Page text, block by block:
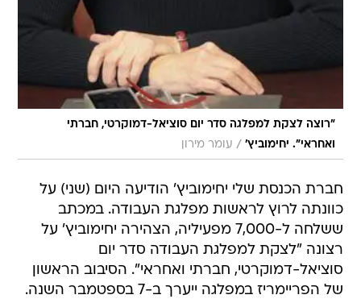
"רוצה לצקת למפלגה סדר יום סוציאל-דמוקרטי, חברתי
ואחראי". יחימוביץ' / עומר מירון
חברת הכנסת שלי יחימוביץ' הודיעה היום (שני) על
כוונתה לרוץ לראשות מפלגת העבודה. במכתב
ששלחה ל-7,000 מפעיליה, הצהירה יחימוביץ' על
רצונה "לצקת למפלגת העבודה סדר יום
סוציאל-דמוקרטי, חברתי ואחראי". הסיבוב הראשון
של הפריימריז במפלגה ייערך ב-7 בספטמבר השנה.